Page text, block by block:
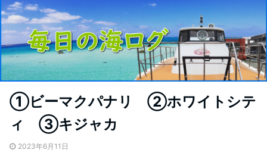
①ビーマクパナリ ②ホワイトシテ
ィ ③キジャカ
2023年6月11日